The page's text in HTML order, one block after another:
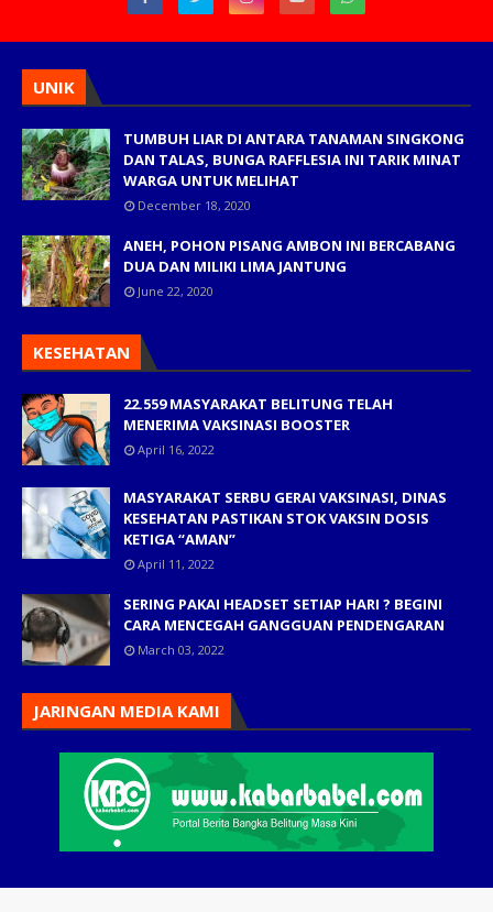
UNIK
TUMBUH LIAR DI ANTARA TANAMAN SINGKONG
DAN TALAS, BUNGA RAFFLESIA INI TARIK MINAT
WARGA UNTUK MELIHAT
December 18, 2020
ANEH, POHON PISANG AMBON INI BERCABANG
DUA DAN MILIKI LIMA JANTUNG
June 22, 2020
KESEHATAN
22.559 MASYARAKAT BELITUNG TELAH
MENERIMA VAKSINASI BOOSTER
April 16, 2022
MASYARAKAT SERBU GERAI VAKSINASI, DINAS
KESEHATAN PASTIKAN STOK VAKSIN DOSIS
KETIGA “AMAN”
April 11, 2022
SERING PAKAI HEADSET SETIAP HARI ? BEGINI
CARA MENCEGAH GANGGUAN PENDENGARAN
March 03, 2022
JARINGAN MEDIA KAMI